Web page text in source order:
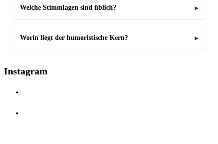
Welche Stimmlagen sind üblich?
Worin liegt der humoristische Kern?
Instagram